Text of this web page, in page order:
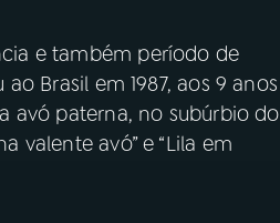
e também período de
Brasil em 1987, aos 9 anos
avó paterna, no subúrbio do
valente avó” e “Lila em